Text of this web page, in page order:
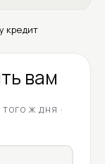
кредит
вам
Ж ДНЯ ·